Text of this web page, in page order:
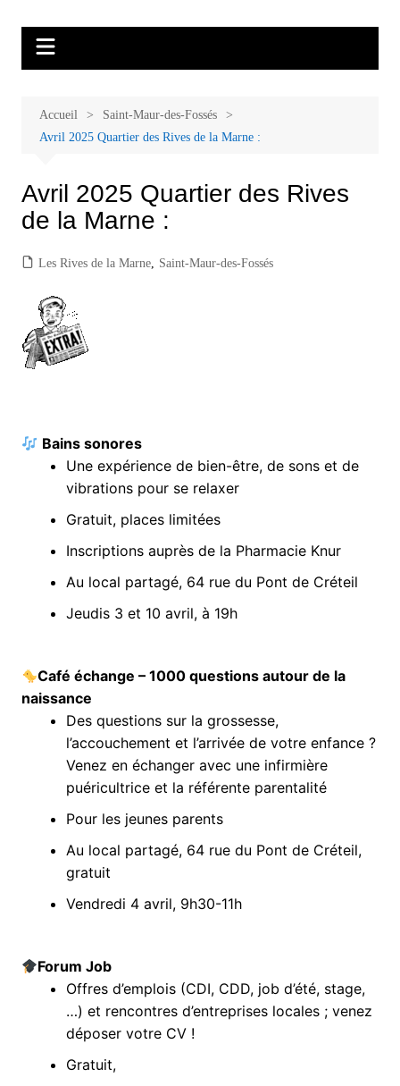
contenu
Malades et proches, Vivre avec et
après le cancer
thérapeutique, sophrologie, sport adapté, art thérapie, musico thérapie…
Accueil
Saint-Maur-des-Fossés
Avril 2025 Quartier des Rives de la Marne :
Avril 2025 Quartier des Rives
de la Marne :
Les Rives de la Marne, Saint-Maur-des-Fossés
Bains sonores
Une expérience de bien-être, de sons et de
vibrations pour se relaxer
Gratuit, places limitées
Inscriptions auprès de la Pharmacie Knur
Au local partagé, 64 rue du Pont de Créteil
Jeudis 3 et 10 avril, à 19h
Café échange – 1000 questions autour de la
naissance
Des questions sur la grossesse,
l’accouchement et l’arrivée de votre enfance ?
Venez en échanger avec une infirmière
puéricultrice et la référente parentalité
Pour les jeunes parents
Au local partagé, 64 rue du Pont de Créteil,
gratuit
Vendredi 4 avril, 9h30-11h
Forum Job
Offres d’emplois (CDI, CDD, job d’été, stage,
…) et rencontres d’entreprises locales ; venez
déposer votre CV !
Gratuit,